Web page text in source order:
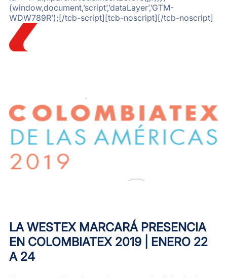
(window,document,’script’,’dataLayer’,’GTM-
WDW789R’);[/tcb-script][tcb-noscript][/tcb-noscript]
LA WESTEX MARCARÁ PRESENCIA
EN COLOMBIATEX 2019 | ENERO 22
A 24